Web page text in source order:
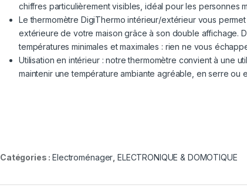
chiffres particulièrement visibles, idéal pour les personnes
Le thermomètre DigiThermo intérieur/extérieur vous
extérieure de votre maison grâce à son double affichage.
températures minimales et maximales : rien ne vous
Utilisation en intérieur : notre thermomètre convient à une
maintenir une température ambiante agréable, en serre
Catégories :Electroménager ELECTRONIQUE & DOMOTIQUE